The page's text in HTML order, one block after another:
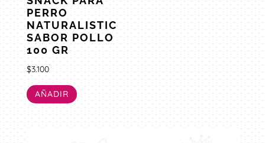
PERRO
NATURALISTIC
SABOR POLLO
100 GR
$3.100
AÑADIR